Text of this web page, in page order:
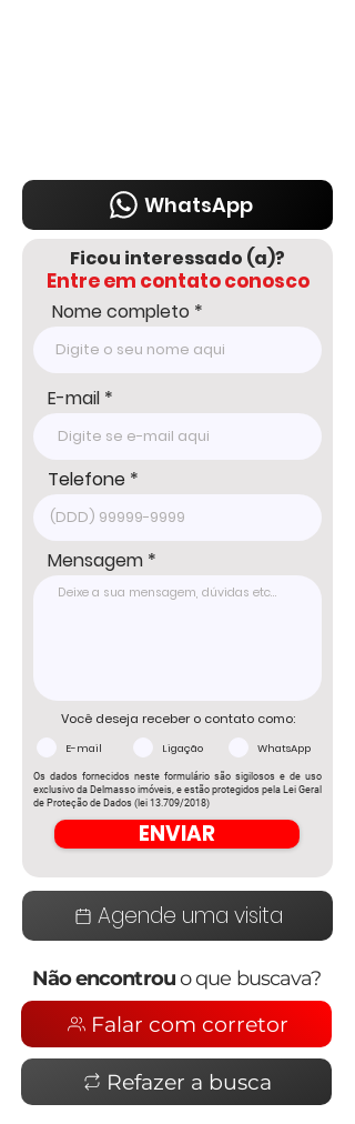
www.delmassoimoveis.com.br
WhatsApp
Ficou interessado (a)?
Entre em contato conosco
Nome completo
E-mail
Telefone
Mensagem
Você deseja receber o contato como:
E-mail Ligação WhatsApp
Os dados fornecidos neste formulário são sigilosos e de uso
exclusivo da Delmasso imóveis, e estão protegidos pela Lei Geral
de Proteção de Dados (lei 13.709/2018)
ENVIAR
Agende uma visita
Não encontrouo que buscava?
Falar com corretor
Refazer a busca